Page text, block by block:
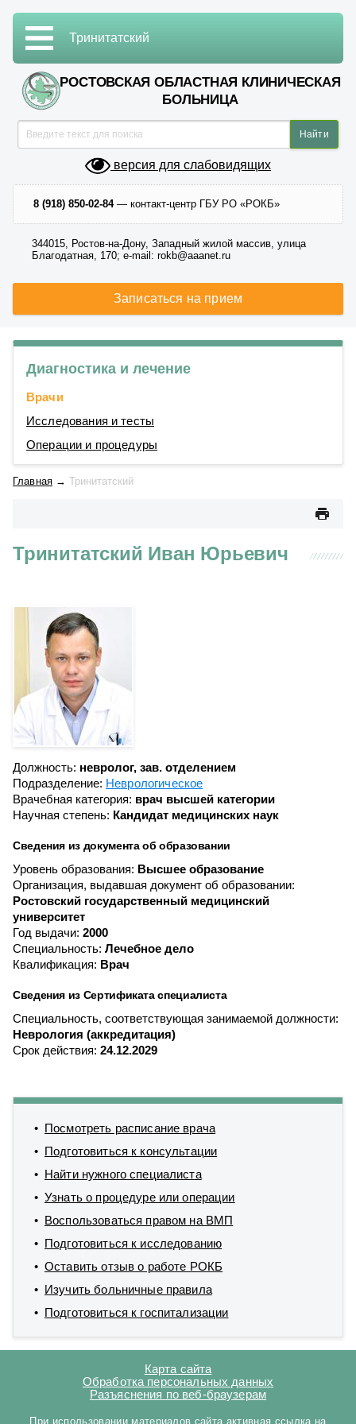
РОСТОВСКАЯ ОБЛАСТНАЯ КЛИНИЧЕСКАЯ
БОЛЬНИЦА
версия для слабовидящих
8 (918) 850-02-84— контакт-центр ГБУ РО «РОКБ»
344015, Ростов-на-Дону, Западный жилой массив, улица
Благодатная, 170; e-mail: rokb@aaanet.ru
Записаться на прием
Тринитатский
Диагностика и лечение
Врачи
Исследования и тесты
Операции и процедуры
Главная →Тринитатский
Тринитатский Иван Юрьевич
Должность: невролог, зав. отделением
Подразделение: Неврологическое
Врачебная категория: врач высшей категории
Научная степень: Кандидат медицинских наук
Сведения из документа об образовании
Уровень образования: Высшее образование
Организация, выдавшая документ об образовании:
Ростовский государственный медицинский
университет
Год выдачи: 2000
Специальность: Лечебное дело
Квалификация: Врач
Сведения из Сертификата специалиста
Специальность, соответствующая занимаемой должности:
Неврология (аккредитация)
Срок действия: 24.12.2029
Посмотреть расписание врача
Подготовиться к консультации
Найти нужного специалиста
Узнать о процедуре или операции
Воспользоваться правом на ВМП
Подготовиться к исследованию
Оставить отзыв о работе РОКБ
Изучить больничные правила
Подготовиться к госпитализации
Карта сайта
Обработка персональных данных
Разъяснения по веб-браузерам
При использовании материалов сайта активная ссылка на